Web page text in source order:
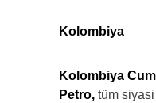
Kolombiya
Kolombiya
Petro, tüm siyasi